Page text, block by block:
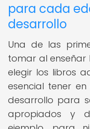
para cada
desarrollo
Una de las
tomar al enseñar
elegir los libros
esencial tener
desarrollo para
apropiados y